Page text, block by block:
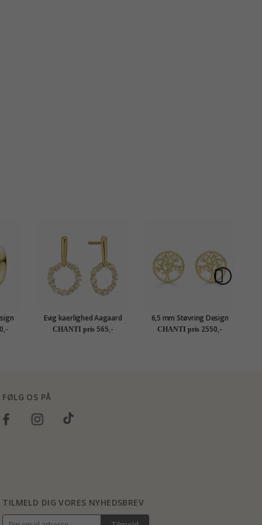
Evig kaerlighed Aagaard
øreringe i forgyldt sølv hvid
zirkon
CHANTI pris 565,-
6,5 mm Støvring Design
livets træ øreringe i 14
karat guld
CHANTI pris 2550,-
FØLG OS PÅ
TILMELD DIG VORES NYHEDSBREV